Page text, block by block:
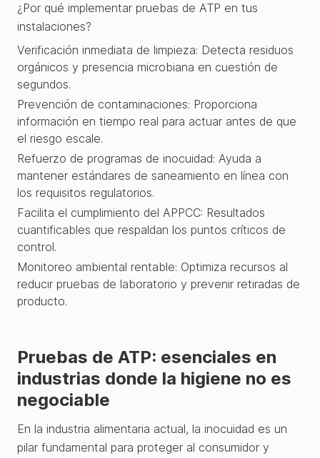
¿Por qué implementar pruebas de ATP en tus
instalaciones?
Verificación inmediata de limpieza: Detecta residuos
orgánicos y presencia microbiana en cuestión de
segundos.
Prevención de contaminaciones: Proporciona
información en tiempo real para actuar antes de que
el riesgo escale.
Refuerzo de programas de inocuidad: Ayuda a
mantener estándares de saneamiento en línea con
los requisitos regulatorios.
Facilita el cumplimiento del APPCC: Resultados
cuantificables que respaldan los puntos críticos de
control.
Monitoreo ambiental rentable: Optimiza recursos al
reducir pruebas de laboratorio y prevenir retiradas de
producto.
Pruebas de ATP: esenciales en
industrias donde la higiene no es
negociable
En la industria alimentaria actual, la inocuidad es un
pilar fundamental para proteger al consumidor y